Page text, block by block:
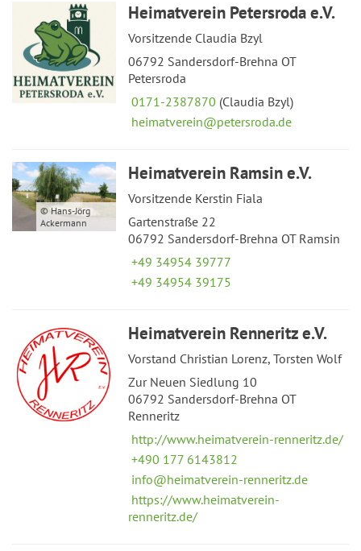
Heimatverein Petersroda e.V.
Vorsitzende Claudia Bzyl
06792 Sandersdorf-Brehna OT
Petersroda
0171-2387870 (Claudia Bzyl)
heimatverein@petersroda.de
© Hans-Jörg
Ackermann
Heimatverein Ramsin e.V.
Vorsitzende Kerstin Fiala
Gartenstraße 22
06792 Sandersdorf-Brehna OT Ramsin
+49 34954 39777
+49 34954 39175
Heimatverein Renneritz e.V.
Vorstand Christian Lorenz, Torsten Wolf
Zur Neuen Siedlung 10
06792 Sandersdorf-Brehna OT
Renneritz
http://www.heimatverein-renneritz.de/
+490 177 6143812
info@heimatverein-renneritz.de
https://www.heimatverein-
renneritz.de/